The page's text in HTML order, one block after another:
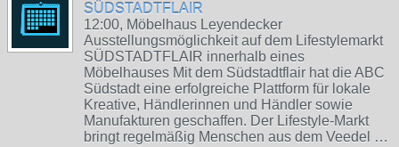
SÜDSTADTFLAIR
12:00, Möbelhaus Leyendecker
Ausstellungsmöglichkeit auf dem Lifestylemarkt
SÜDSTADTFLAIR innerhalb eines
Möbelhauses Mit dem Südstadtflair hat die ABC
Südstadt eine erfolgreiche Plattform für lokale
Kreative, Händlerinnen und Händler sowie
Manufakturen geschaffen. Der Lifestyle-Markt
bringt regelmäßig Menschen aus dem Veedel …